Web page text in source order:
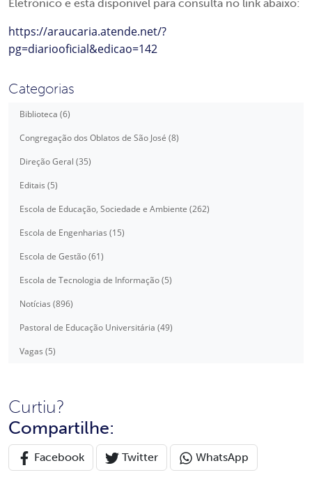
Eletrônico e está disponível para consulta no link abaixo:
https://araucaria.atende.net/?
pg=diariooficial&edicao=142
Categorias
Biblioteca (6)
Congregação dos Oblatos de São José (8)
Direção Geral (35)
Editais (5)
Escola de Educação, Sociedade e Ambiente (262)
Escola de Engenharias (15)
Escola de Gestão (61)
Escola de Tecnologia de Informação (5)
Notícias (896)
Pastoral de Educação Universitária (49)
Vagas (5)
Curtiu?
Compartilhe:
Facebook Twitter WhatsApp